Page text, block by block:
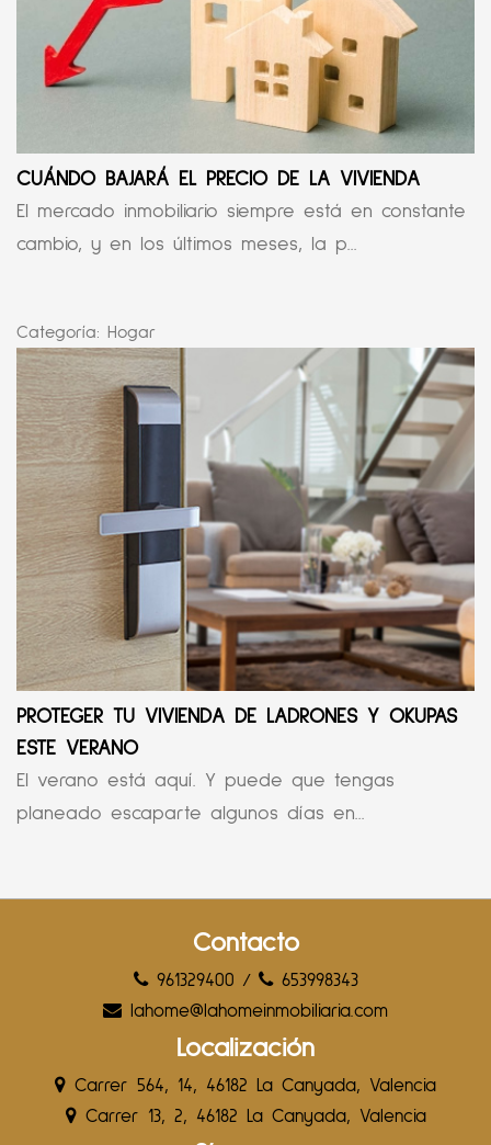
CUÁNDO BAJARÁ EL PRECIO DE LA VIVIENDA
El mercado inmobiliario siempre está en constante
cambio, y en los últimos meses, la p...
Categoría: Hogar
PROTEGER TU VIVIENDA DE LADRONES Y OKUPAS
ESTE VERANO
El verano está aquí. Y puede que tengas
planeado escaparte algunos días en...
Contacto
961329400 /
653998343
lahome@lahomeinmobiliaria.com
Localización
Carrer 564, 14, 46182 La Canyada, Valencia
Carrer 13, 2, 46182 La Canyada, Valencia